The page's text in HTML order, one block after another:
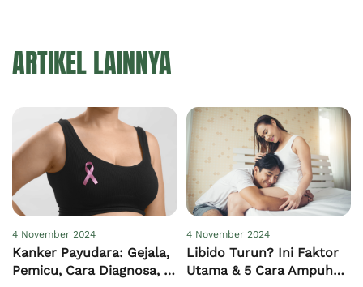
ARTIKEL LAINNYA
4 November 2024
Kanker Payudara: Gejala,
Pemicu, Cara Diagnosa, &
4 November 2024
Libido Turun? Ini Faktor
Utama & 5 Cara Ampuh